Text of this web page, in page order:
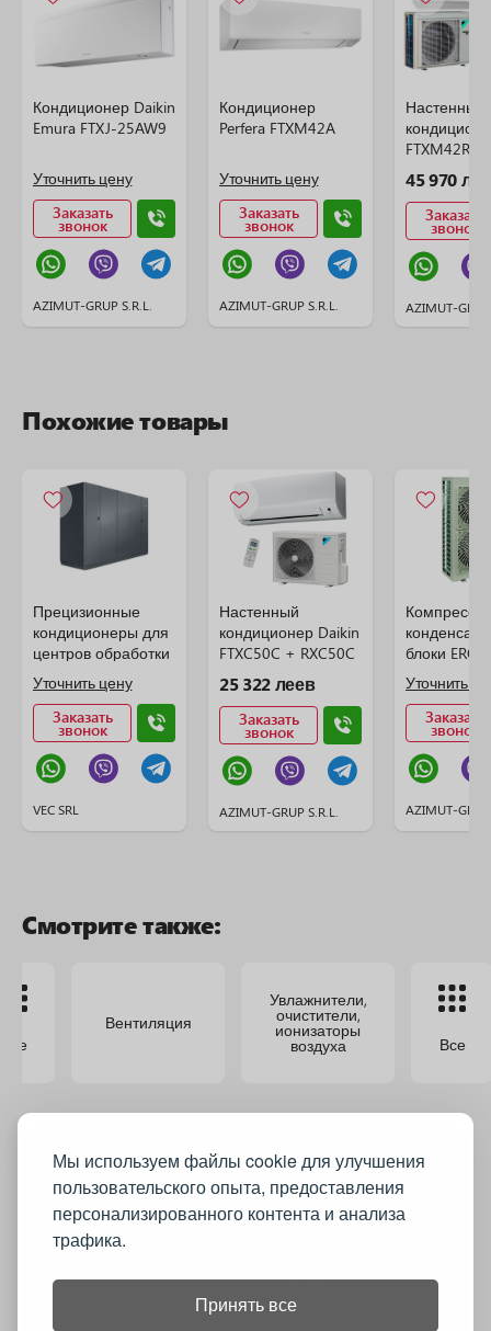
Мы используем файлы cookie для улучшения
пользовательского опыта, предоставления
персонализированного контента и анализа
трафика.
Принять все
Кондиционер Daikin
Emura FTXJ-25AW9
Уточнить цену
Заказать
звонок
AZIMUT-GRUP S.R.L.
Кондиционер
Perfera FTXM42A
Уточнить цену
Заказать
звонок
AZIMUT-GRUP S.R.L.
Настенный
FTXM42R +
(сплит
45 970
Заказать
звонок
AZIMUT-
Похожие товары
Прецизионные
кондиционеры для
центров обработки
данных (ЦОД)
Уточнить цену
Заказать
звонок
VEC SRL
Настенный
кондиционер Daikin
FTXC50C + RXC50C
(сплит системы)
25 322 леев
Заказать
звонок
AZIMUT-GRUP S.R.L.
блоки ERQ
Уточнить
Заказать
звонок
AZIMUT-
Смотрите также:
Все
Вентиляция
Увлажнители,
очистители,
ионизаторы
воздуха Все
Хотите продавать на construct.md?